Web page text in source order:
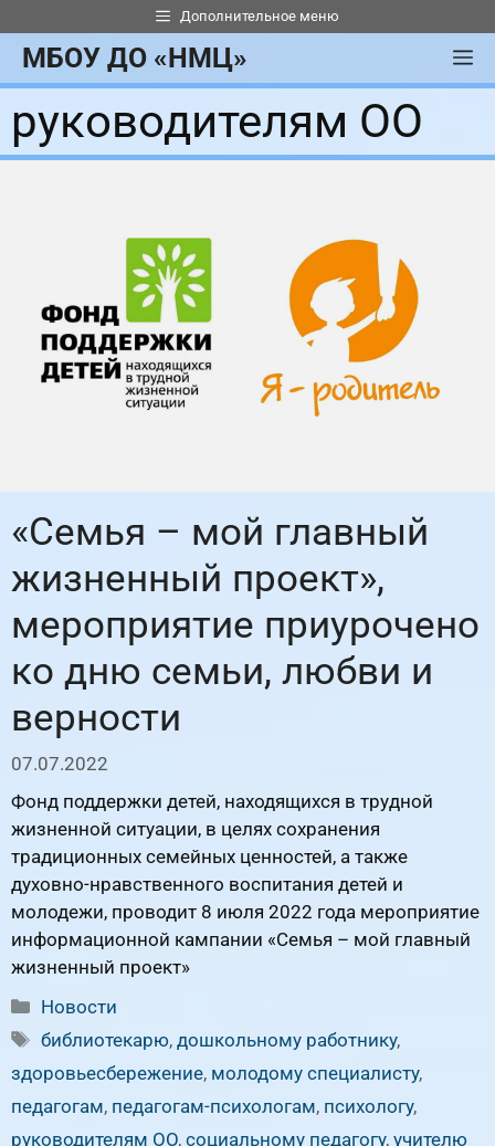
к
содержимому
Дополнительное меню
МБОУ ДО «НМЦ»
руководителям ОО
«Семья – мой главный
жизненный проект»,
мероприятие приурочено
ко дню семьи, любви и
верности
07.07.2022
Фонд поддержки детей, находящихся в трудной
жизненной ситуации, в целях сохранения
традиционных семейных ценностей, а также
духовно-нравственного воспитания детей и
молодежи, проводит 8 июля 2022 года мероприятие
информационной кампании «Семья – мой главный
жизненный проект»
Рубрики
Новости
Метки
библиотекарю,дошкольному работнику,
здоровьесбережение, молодому специалисту,
педагогам, педагогам-психологам, психологу,
руководителям ОО, социальному педагогу, учителю